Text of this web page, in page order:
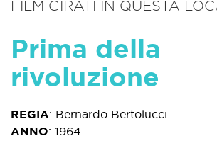
FILM GIRATI IN QUESTA
Prima della
rivoluzione
REGIA: Bernardo Bertolucci
ANNO: 1964